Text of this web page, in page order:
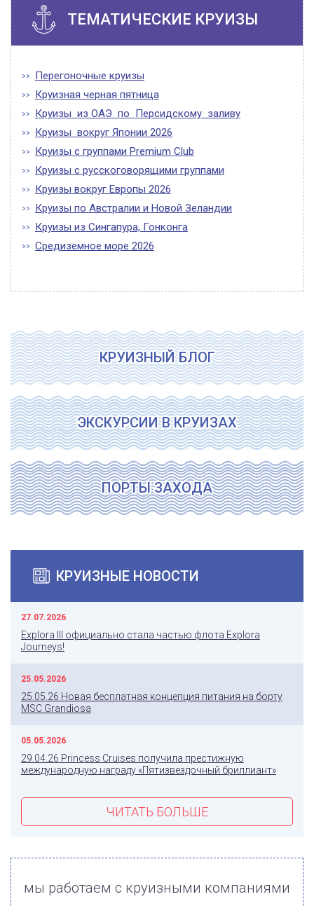
ТЕМАТИЧЕСКИЕ КРУИЗЫ
Перегоночные круизы
Круизная черная пятница
Круизы из ОАЭ по Персидскому заливу
Круизы вокруг Японии 2026
Круизы с группами Premium Club
Круизы с русскоговорящими группами
Круизы вокруг Европы 2026
Круизы по Австралии и Новой Зеландии
Круизы из Сингапура, Гонконга
Средиземное море 2026
КРУИЗНЫЙ БЛОГ
ЭКСКУРСИИ В КРУИЗАХ
ПОРТЫ ЗАХОДА
КРУИЗНЫЕ НОВОСТИ
27.07.2026
Explora III официально стала частью флота Explora
Journeys!
25.05.2026
25.05.26 Новая бесплатная концепция питания на борту
MSC Grandiosa
05.05.2026
29.04.26 Princess Cruises получила престижную
международную награду «Пятизвездочный бриллиант»
ЧИТАТЬ БОЛЬШЕ
мы работаем с круизными компаниями